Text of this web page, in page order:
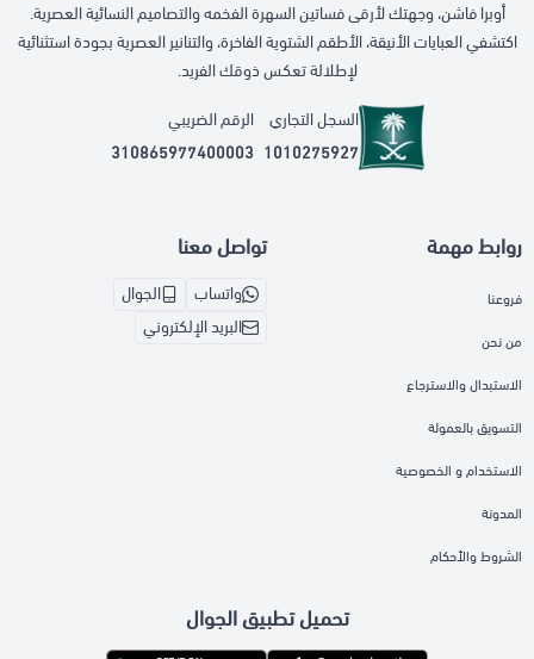
أوبرا فاشن، وجهتك لأرقى فساتين السهرة الفخمه والتصاميم النسائية العصرية.
اكتشفي العبايات الأنيقة، الأطقم الشتوية الفاخرة، والتنانير العصرية بجودة استثنائية
لإطلالة تعكس ذوقك الفريد.
السجل التجاري
1010275927
الرقم الضريبي
310865977400003
روابط مهمة
فروعنا
من نحن
الاستبدال والاسترجاع
التسويق بالعمولة
الاستخدام و الخصوصية
المدونة
الشروط والأحكام
تواصل معنا
واتساب
الجوال
البريد الإلكتروني
تحميل تطبيق الجوال